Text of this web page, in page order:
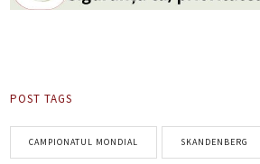
POST TAGS
CAMPIONATUL MONDIAL SKANDENBERG